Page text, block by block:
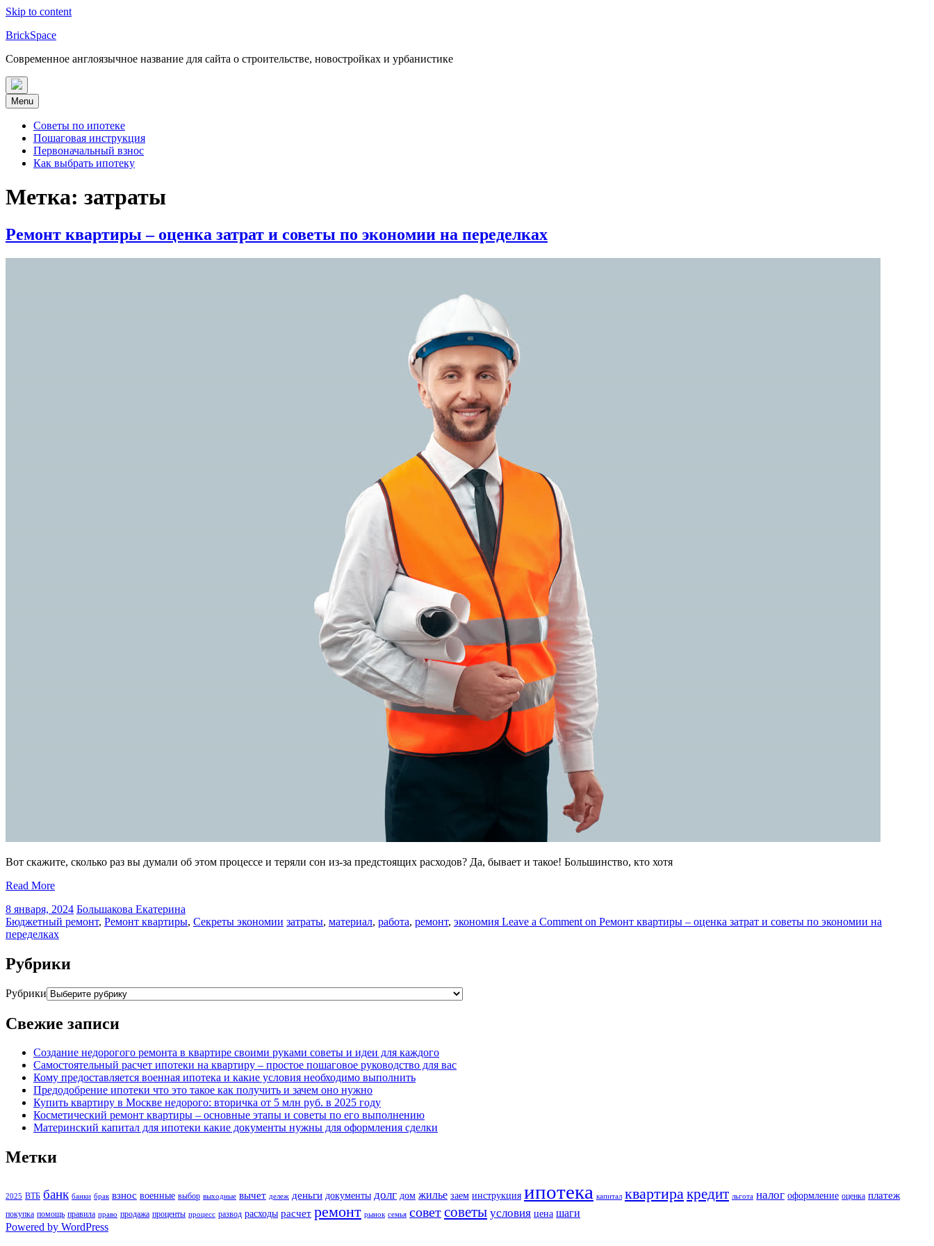
Skip to content
BrickSpace
Современное англоязычное название для сайта о строительстве, новостройках и урбанистике
Menu
Советы по ипотеке
Пошаговая инструкция
Первоначальный взнос
Как выбрать ипотеку
Метка: затраты
Ремонт квартиры – оценка затрат и советы по экономии на переделках
Вот скажите, сколько раз вы думали об этом процессе и теряли сон из-за предстоящих расходов? Да, бывает и такое! Большинство, кто хотя
Read More
8 января, 2024 Большакова Екатерина
Бюджетный ремонт, Ремонт квартиры, Секреты экономии затраты, материал, работа, ремонт, экономия Leave a Comment on Ремонт квартиры – оценка затрат и советы по экономии на
переделках
Рубрики
Рубрики
Свежие записи
Создание недорогого ремонта в квартире своими руками советы и идеи для каждого
Самостоятельный расчет ипотеки на квартиру – простое пошаговое руководство для вас
Кому предоставляется военная ипотека и какие условия необходимо выполнить
Предодобрение ипотеки что это такое как получить и зачем оно нужно
Купить квартиру в Москве недорого: вторичка от 5 млн руб. в 2025 году
Косметический ремонт квартиры – основные этапы и советы по его выполнению
Материнский капитал для ипотеки какие документы нужны для оформления сделки
Метки
2025 ВТБ банк банки брак взнос военные выбор выходные вычет дележ деньги документы долг дом жилье заем инструкция ипотека капитал квартиракредит льгота налог оформление оценка платеж
покупка помощь правила право продажа проценты процесс развод расходы расчет ремонт рынок семья советсоветы условия цена шаги
Powered by WordPress